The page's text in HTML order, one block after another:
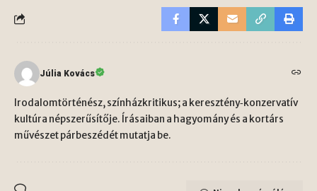
Júlia Kovács
Irodalomtörténész, színházkritikus; a keresztény‑konzervatív
kultúra népszerűsítője. Írásaiban a hagyomány és a kortárs
művészet párbeszédét mutatja be.